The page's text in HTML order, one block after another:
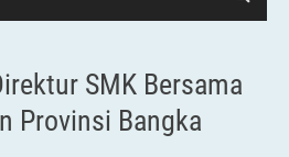
SMK Bersama
Provinsi Bangka